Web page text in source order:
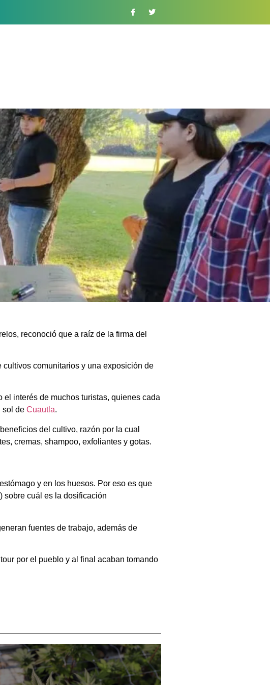
reconoció que a raíz de la firma del
comunitarios y una exposición de
el interés de muchos turistas, quienes cada
sol de Cuautla.
del cultivo, razón por la cual
cremas, shampoo, exfoliantes y gotas.
y en los huesos. Por eso es que
sobre cuál es la dosificación
fuentes de trabajo, además de
por el pueblo y al final acaban tomando